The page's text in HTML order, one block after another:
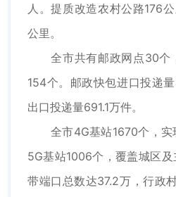
人。提质改造农村公路176
公里。
全市共有邮政网点30个
154个。邮政快包进口投递
出口投递量691.1万件。
全市4G基站1670个，实
5G基站1006个，覆盖城区
带端口总数达37.2万，行政